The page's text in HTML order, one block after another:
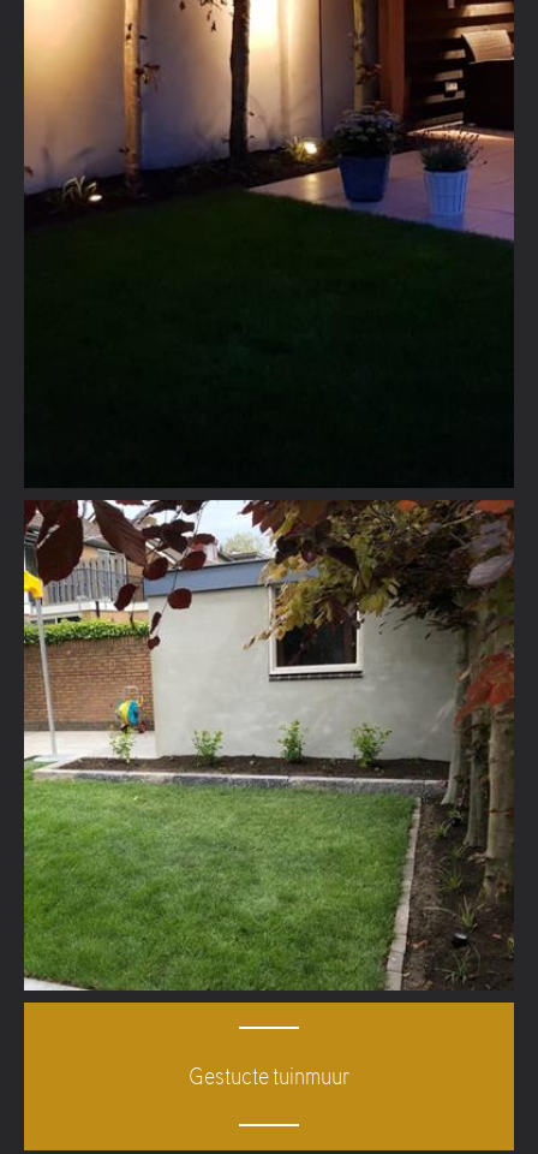
Gestucte tuinmuur